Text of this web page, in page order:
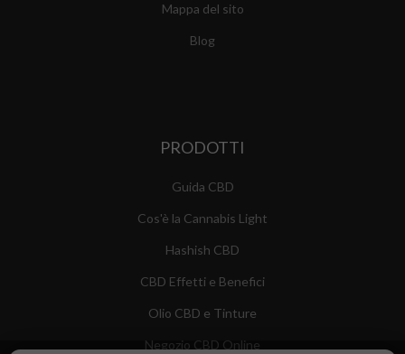
Mappa del sito
Blog
PRODOTTI
Guida CBD
Cos'è la Cannabis Light
Hashish CBD
CBD Effetti e Benefici
Olio CBD e Tinture
Negozio CBD Online